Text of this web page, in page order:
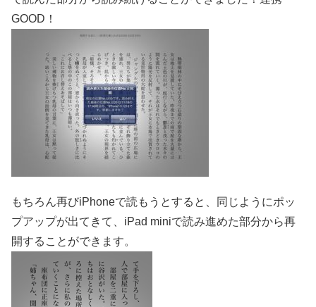
GOOD！
もちろん再びiPhoneで読もうとすると、同じようにポッ
プアップが出てきて、iPad miniで読み進めた部分から再
開することができます。